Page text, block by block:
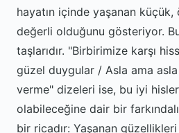
hayatın içinde yaşanan küçük,
değerli olduğunu gösteriyor.
taşlarıdır. "Birbirimize karşı
güzel duygular / Asla ama
verme" dizeleri ise, bu iyi
olabileceğine dair bir
bir ricadır: Yaşanan